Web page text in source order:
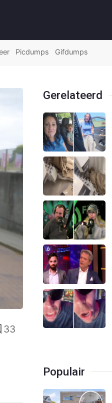
Picdumps Gifdumps
33
Gerelateerd
Populair